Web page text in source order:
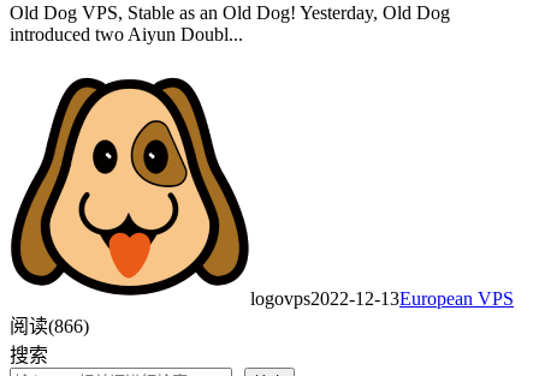
Old Dog VPS, Stable as an Old Dog! Yesterday, Old Dog
introduced two Aiyun Doubl...
logovps2022-12-13European VPS
阅读(866)
搜索